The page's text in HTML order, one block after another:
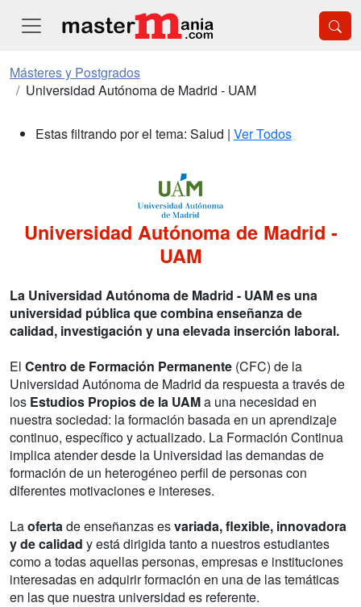
Másteres y Postgrados
Universidad Autónoma de Madrid - UAM
Estas filtrando por el tema: Salud | Ver Todos
Universidad Autónoma de Madrid -
UAM
La Universidad Autónoma de Madrid - UAM es una
universidad pública que combina enseñanza de
calidad, investigación y una elevada inserción laboral.
El Centro de Formación Permanente (CFC) de la
Universidad Autónoma de Madrid da respuesta a través de
los Estudios Propios de la UAMa una necesidad en
nuestra sociedad: la formación basada en un aprendizaje
continuo, específico y actualizado. La Formación Continua
implica atender desde la Universidad las demandas de
formación de un heterogéneo perfil de personas con
diferentes motivaciones e intereses.
Laofertade enseñanzas esvariada, flexible, innovadora
y de calidad y está dirigida tanto a nuestros estudiantes
como a todas aquellas personas, empresas e instituciones
interesadas en adquirir formación en una de las temáticas
en las que nuestra universidad es referente.